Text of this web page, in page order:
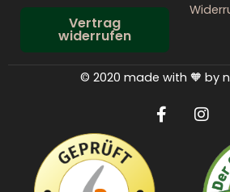
Vertrag
widerrufen
© 2020 made with 🧡 by